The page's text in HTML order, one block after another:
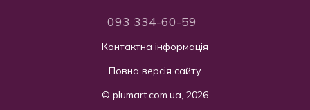
093 334-60-59
Контактна інформація
Повна версія сайту
© plumart.com.ua, 2026